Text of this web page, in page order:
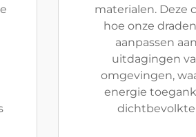
materialen. Deze
hoe onze
aanpassen
uitdagingen
omgevingen,
energie